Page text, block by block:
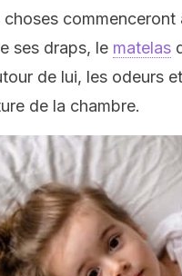
choses commenceront
ses draps, le matelas
de lui, les odeurs
de la chambre.